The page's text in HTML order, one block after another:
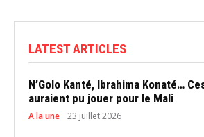
LATEST ARTICLES
N’Golo Kanté, Ibrahima Konaté…
auraient pu jouer pour le Mali
A la une 23 juillet 2026